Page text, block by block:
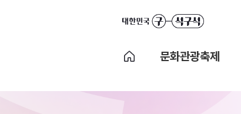
문화관광축제